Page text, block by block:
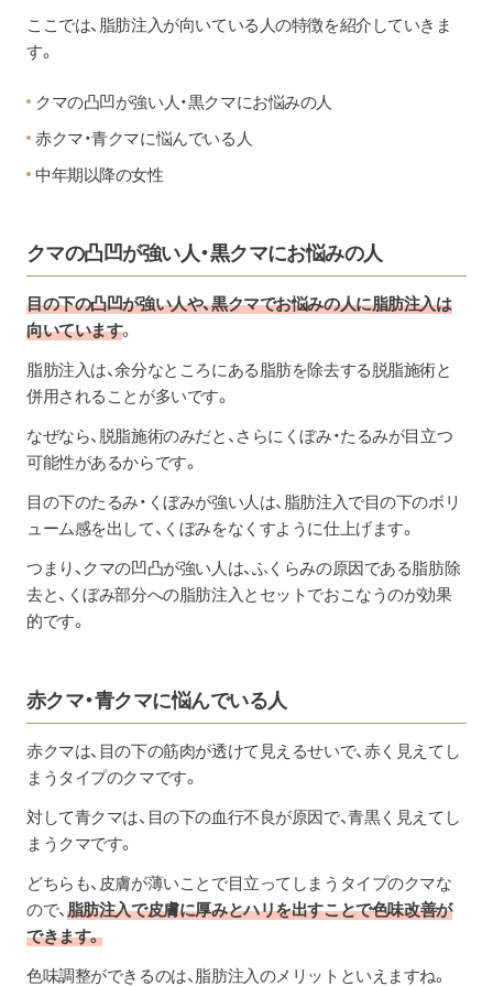
ここでは、脂肪注入が向いている人の特徴を紹介していきま
す。
クマの凸凹が強い人・黒クマにお悩みの人
赤クマ・青クマに悩んでいる人
中年期以降の女性
クマの凸凹が強い人・黒クマにお悩みの人
目の下の凸凹が強い人や、黒クマでお悩みの人に脂肪注入は
向いています。
脂肪注入は、余分なところにある脂肪を除去する脱脂施術と
併用されることが多いです。
なぜなら、脱脂施術のみだと、さらにくぼみ・たるみが目立つ
可能性があるからです。
目の下のたるみ・くぼみが強い人は、脂肪注入で目の下のボリ
ューム感を出して、くぼみをなくすように仕上げます。
つまり、クマの凹凸が強い人は、ふくらみの原因である脂肪除
去と、くぼみ部分への脂肪注入とセットでおこなうのが効果
的です。
赤クマ・青クマに悩んでいる人
赤クマは、目の下の筋肉が透けて見えるせいで、赤く見えてし
まうタイプのクマです。
対して青クマは、目の下の血行不良が原因で、青黒く見えてし
まうクマです。
どちらも、皮膚が薄いことで目立ってしまうタイプのクマな
ので、脂肪注入で皮膚に厚みとハリを出すことで色味改善が
できます。
色味調整ができるのは、脂肪注入のメリットといえますね。